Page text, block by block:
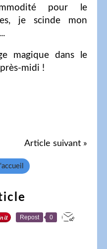
pour le
je scinde mon
magique dans le
midi !
Article suivant »
Repost 0